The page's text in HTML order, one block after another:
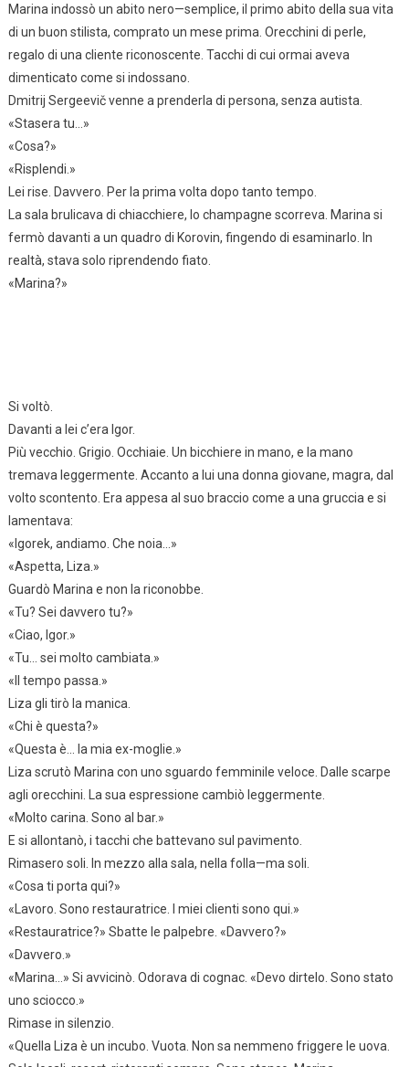
Marina indossò un abito nero—semplice, il primo abito della sua vita
di un buon stilista, comprato un mese prima. Orecchini di perle,
regalo di una cliente riconoscente. Tacchi di cui ormai aveva
dimenticato come si indossano.
Dmitrij Sergeevič venne a prenderla di persona, senza autista.
«Stasera tu…»
«Cosa?»
«Risplendi.»
Lei rise. Davvero. Per la prima volta dopo tanto tempo.
La sala brulicava di chiacchiere, lo champagne scorreva. Marina si
fermò davanti a un quadro di Korovin, fingendo di esaminarlo. In
realtà, stava solo riprendendo fiato.
«Marina?»
Si voltò.
Davanti a lei c’era Igor.
Più vecchio. Grigio. Occhiaie. Un bicchiere in mano, e la mano
tremava leggermente. Accanto a lui una donna giovane, magra, dal
volto scontento. Era appesa al suo braccio come a una gruccia e si
lamentava:
«Igorek, andiamo. Che noia…»
«Aspetta, Liza.»
Guardò Marina e non la riconobbe.
«Tu? Sei davvero tu?»
«Ciao, Igor.»
«Tu… sei molto cambiata.»
«Il tempo passa.»
Liza gli tirò la manica.
«Chi è questa?»
«Questa è… la mia ex-moglie.»
Liza scrutò Marina con uno sguardo femminile veloce. Dalle scarpe
agli orecchini. La sua espressione cambiò leggermente.
«Molto carina. Sono al bar.»
E si allontanò, i tacchi che battevano sul pavimento.
Rimasero soli. In mezzo alla sala, nella folla—ma soli.
«Cosa ti porta qui?»
«Lavoro. Sono restauratrice. I miei clienti sono qui.»
«Restauratrice?» Sbatte le palpebre. «Davvero?»
«Davvero.»
«Marina…» Si avvicinò. Odorava di cognac. «Devo dirtelo. Sono stato
uno sciocco.»
Rimase in silenzio.
«Quella Liza è un incubo. Vuota. Non sa nemmeno friggere le uova.